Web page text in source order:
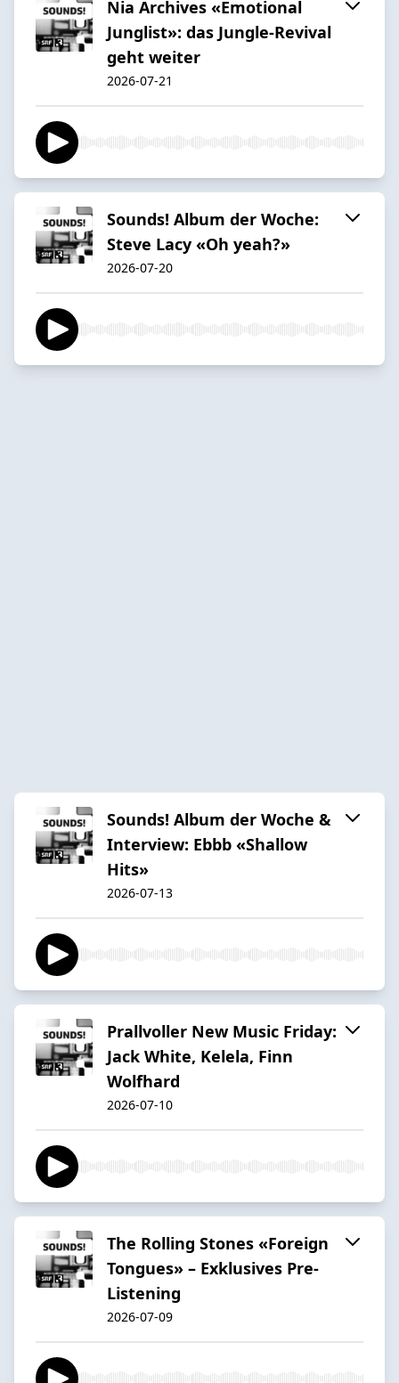
Nia Archives «Emotional
Junglist»: das Jungle-Revival
geht weiter
2026-07-21
Sounds! Album der Woche:
Steve Lacy «Oh yeah?»
2026-07-20
Sounds! Album der Woche &
Interview: Ebbb «Shallow
Hits»
2026-07-13
Prallvoller New Music Friday:
Jack White, Kelela, Finn
Wolfhard
2026-07-10
The Rolling Stones «Foreign
Tongues» – Exklusives Pre-
Listening
2026-07-09